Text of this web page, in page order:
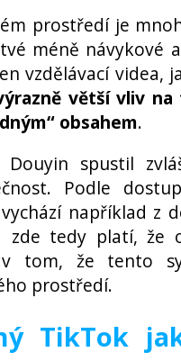
prostředí je
méně návykové
vzdělávací videa,
větší vliv
obsahem.
spustil
Podle
například z
zde tedy platí, že
tom, že tento
prostředí.
TikTok